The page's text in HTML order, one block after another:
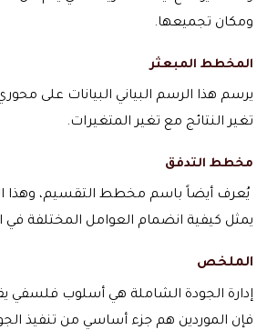
ومكان تجميعها.
المخطط المبعثر
تغير النتائج مع تغير المتغيرات.
مخطط التدفق
يُعرف أيضاً باسم مخطط التقسيم، وهذا
يمثل كيفية انضمام العوامل المختلفة في
الملخص
إدارة الجودة الشاملة هي أسلوب فلسفي
فإن الموردين هم جزء أساسي من تنفيذ